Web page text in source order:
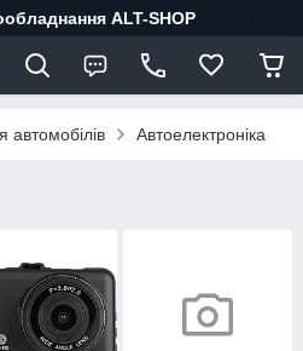
ALT-SHOP
автомобілів Автоелектроніка